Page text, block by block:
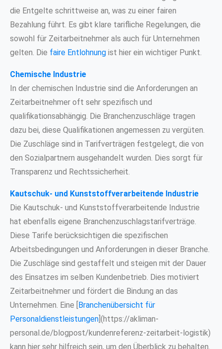
die Entgelte schrittweise an, was zu einer fairen
Bezahlung führt. Es gibt klare tarifliche Regelungen, die
sowohl für Zeitarbeitnehmer als auch für Unternehmen
gelten. Die faire Entlohnung ist hier ein wichtiger Punkt.
Chemische Industrie
In der chemischen Industrie sind die Anforderungen an
Zeitarbeitnehmer oft sehr spezifisch und
qualifikationsabhängig. Die Branchenzuschläge tragen
dazu bei, diese Qualifikationen angemessen zu vergüten.
Die Zuschläge sind in Tarifverträgen festgelegt, die von
den Sozialpartnern ausgehandelt wurden. Dies sorgt für
Transparenz und Rechtssicherheit.
Kautschuk- und Kunststoffverarbeitende Industrie
Die Kautschuk- und Kunststoffverarbeitende Industrie
hat ebenfalls eigene Branchenzuschlagstarifverträge.
Diese Tarife berücksichtigen die spezifischen
Arbeitsbedingungen und Anforderungen in dieser Branche.
Die Zuschläge sind gestaffelt und steigen mit der Dauer
des Einsatzes im selben Kundenbetrieb. Dies motiviert
Zeitarbeitnehmer und fördert die Bindung an das
Unternehmen. Eine [
Branchenübersicht für
Personaldienstleistungen ](https://akliman-
personal.de/blogpost/kundenreferenz-zeitarbeit-logistik)
kann hier sehr hilfreich sein, um den Überblick zu behalten.